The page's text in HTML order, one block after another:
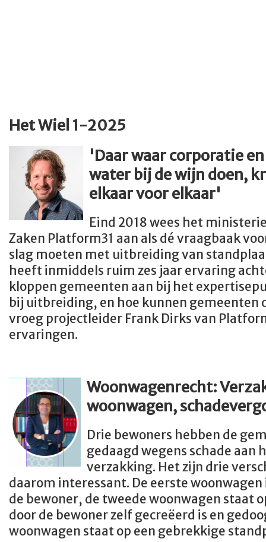
Het Wiel 1-2025
'Daar waar corporatie
water bij de wijn doen,
elkaarvoor elkaar'
Eind 2018 wees het
Zaken Platform31 aan als dé vraagbaak
slag moeten met uitbreiding van
heeft inmiddels ruim zes jaar ervaring
kloppen gemeenten aan bij het
bij uitbreiding, en hoe kunnen gemeenten
vroeg projectleider Frank Dirks van
ervaringen.
Woonwagenrecht:
woonwagen,
Drie bewoners hebben de
gedaagd wegens schade aan
verzakking. Het zijn drie
daarom interessant. De eerste
de bewoner, de tweede woonwagen staat
door de bewoner zelf gecreëerd is en
woonwagen staat op een gebrekkige